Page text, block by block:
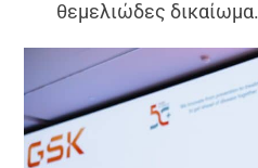
θεμελιώδες δικαίωμα.